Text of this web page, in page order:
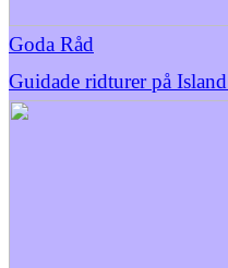
Goda Råd
Guidade ridturer på